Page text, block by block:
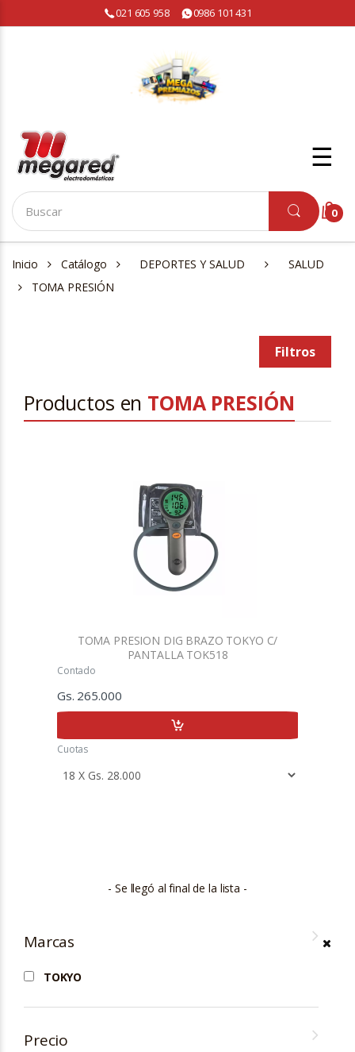
021 605 958 0986 101 431
☰
0
Inicio Catálogo DEPORTES Y SALUD
SALUD
TOMA PRESIÓN
Marcas
TOKYO
Precio
Filtros
Productos en TOMA PRESIÓN
TOMA PRESION DIG BRAZO TOKYO C/
PANTALLA TOK518
Contado
Gs. 265.000
Cuotas
- Se llegó al final de la lista -